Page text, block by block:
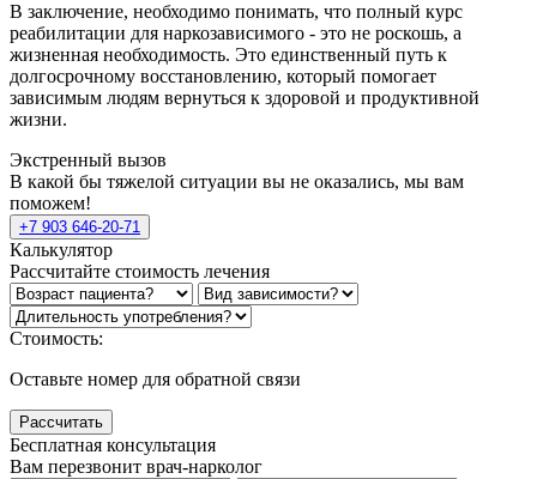
В заключение, необходимо понимать, что полный курс
реабилитации для наркозависимого - это не роскошь, а
жизненная необходимость. Это единственный путь к
долгосрочному восстановлению, который помогает
зависимым людям вернуться к здоровой и продуктивной
жизни.
Экстренный вызов
В какой бы тяжелой ситуации вы не оказались, мы вам
поможем!
+7 903 646-20-71
Калькулятор
Рассчитайте стоимость лечения
Стоимость:
Оставьте номер для обратной связи
Рассчитать
Бесплатная консультация
Вам перезвонит врач-нарколог